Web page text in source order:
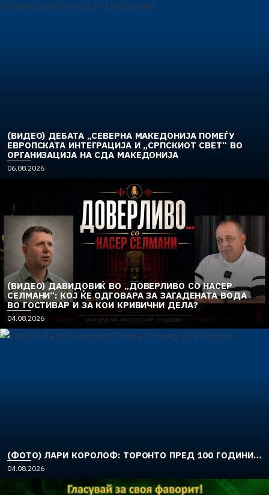
(ВИДЕО) ДЕБАТА „СЕВЕРНА МАКЕДОНИЈА ПОМЕЃУ
ЕВРОПСКАТА ИНТЕГРАЦИЈА И „СРПСКИОТ СВЕТ“ ВО
ОРГАНИЗАЦИЈА НА СДА МАКЕДОНИЈА
06.08.2026
(ВИДЕО) ДАВИДОВИЌ ВО „ДОВЕРЛИВО СО НАСЕР
СЕЛМАНИ“: КОЈ ЌЕ ОДГОВАРА ЗА ЗАГАДЕНАТА ВОДА
ВО ГОСТИВАР И ЗА КОИ КРИВИЧНИ ДЕЛА?
04.08.2026
(ФОТО) ЛАРИ КОРОЛОФ: ТОРОНТО ПРЕД 100 ГОДИНИ…
04.08.2026